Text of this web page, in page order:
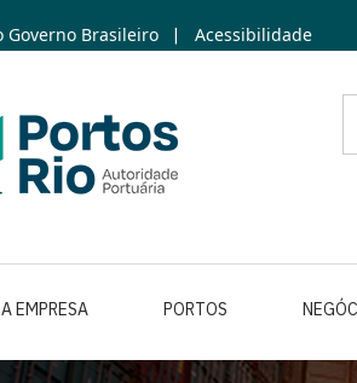
Governo Brasileiro | Acessibilidade
A EMPRESA PORTOS